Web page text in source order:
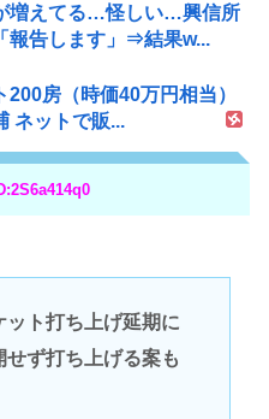
増えてる…怪しい…興信所
報告します」⇒結果w...
200房（時価40万円相当）
ネットで販...
ト打ち上げ延期に
せず打ち上げる案も